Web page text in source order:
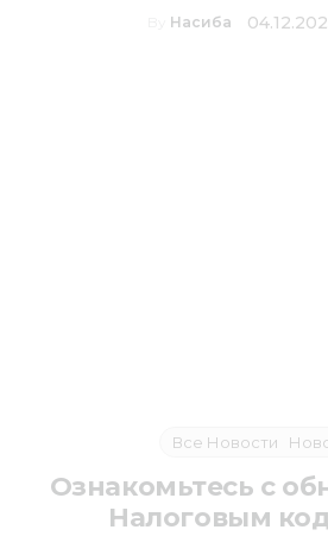
Насиба
Все Новости
Ознакомьтесь с
Налоговым